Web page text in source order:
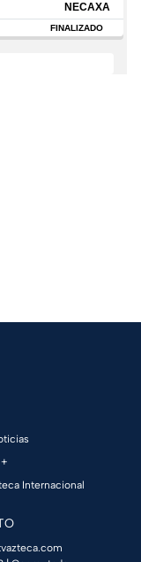
NECAXA
FINALIZADO
Internacional